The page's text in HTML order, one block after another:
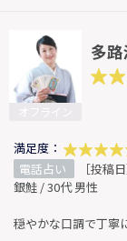
多
満足度：
電話占い
［投稿
銀鮭 / 30代 男性
穏やかな口調で丁寧